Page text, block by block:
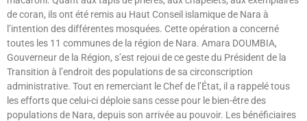
de coran, ils ont été remis au Haut Conseil islamique de Nara à
l’intention des différentes mosquées. Cette opération a concerné
toutes les 11 communes de la région de Nara. Amara DOUMBIA,
Gouverneur de la Région, s’est rejoui de ce geste du Président de la
Transition à l’endroit des populations de sa circonscription
administrative. Tout en remerciant le Chef de l’État, il a rappelé tous
les efforts que celui-ci déploie sans cesse pour le bien-être des
populations de Nara, depuis son arrivée au pouvoir. Les bénéficiaires